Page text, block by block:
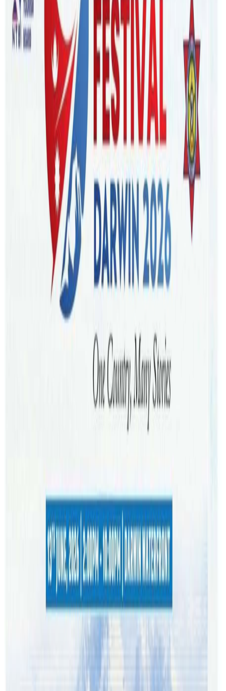
Thursday, 2023 August 24 / 10:28 pm
अ− अ
सिड्नी/ गायिका समिक्षा अधिकारीले आफ्नो भिषा बारे सामाजिक
संजालमा प्रतिक्रिया दिनु भएको छ । भर्खरै हालिएको नयाँ भिषा बारे
अध्यागमन विभागले आर्थिक कागजपत्र मागेको समिक्षाले आफ्नो
फेसबुक पोष्टमा दाबी गर्नुभएको छ । त्यस्तै, यस अघि गत मार्चमा
आफुसंगै अष्ट्रेलिया गएकी दिदि नियम बमोजिम नै भिषा परिवर्तन गरेर
यतै पढिरहेको समेत समिक्षाको भनाई छ । तर, समिक्षाले यस अघि
फेब्रुअरी २०२३ मा पाएको Temporary Activities Visa Sub class
408 बारे भने कुनै प्रतिक्रिया दिनु भएको छैन । सो 408 भिषाको
अवधी १ वर्ष र Multiple Entry सहितको थियो ।
त्यस्तै, १ महिनापछि अष्ट्रेलियाबाट फर्किएर पुनः भिषा आवेदन दिदा,
समिक्षालाई यसपाली सिड्नीको दिदि बहिनी ईभेन्टले तीज कार्यक्रममा
ल्याउन लागेको हो । सन् २०२३ जुलाई १८ बाट समिक्षा १८ वर्ष
कटिसकेकाले उहाँ यसपाली अभिभावक बिनै अष्ट्रेलिया आउने
तरखरमा हुनुहुन्छ । तर, २५ अगष्ट बाट अष्ट्रेलियामा तिजको कार्यक्रम
भएपनि, २४ अगष्ट रातिसम्म पनि समिक्षाको नयाँ भिषा बारे कुनै निर्णय
नआएको आयोजकले जनाएको छ ।
समिक्षाको भिषामा सघाउन अष्ट्रेलियाका रजिष्ट्रर्ड माईग्रेसन एजेण्टहरुले
सहयोग गरिरहेका छन् ।
उनीहरुले यसअघि भिषा नलाग्नुको कारण खोजी गरि नयाँ भिषाका